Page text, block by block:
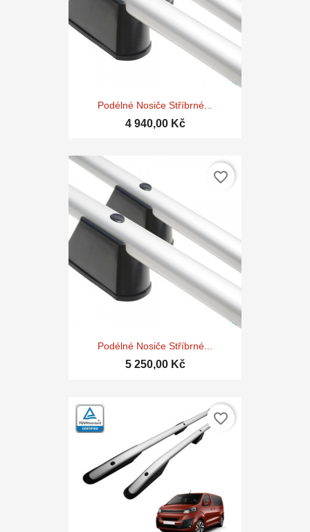
Podélné Nosiče Stříbrné...
4 940,00 Kč
Podélné Nosiče Stříbrné...
5 250,00 Kč
favorite_border
favorite_border